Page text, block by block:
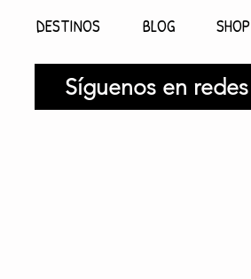
DESTINOS BLOG SHOP
Síguenos en redes